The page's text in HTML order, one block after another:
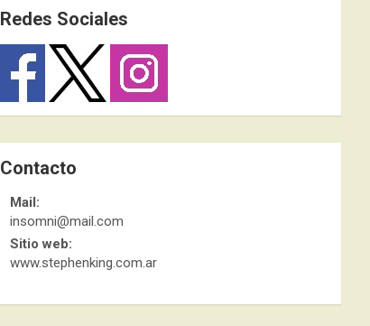
Redes Sociales
Contacto
Mail:
insomni@mail.com
Sitio web:
www.stephenking.com.ar